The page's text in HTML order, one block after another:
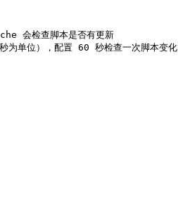
会检查脚本是否有更新
位），配置 60 秒检查一次脚本变化